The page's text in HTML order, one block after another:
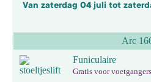
Van zaterdag 04 juli tot
Arc
Funiculaire
Gratis voor